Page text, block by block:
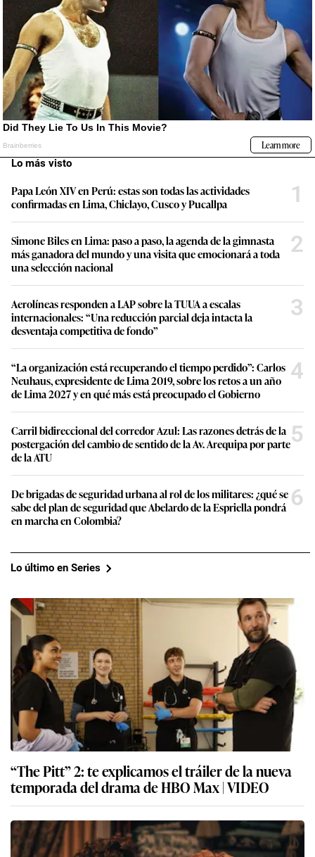
Lo más visto
Papa León XIV en Perú: estas son todas las actividades
confirmadas en Lima, Chiclayo, Cusco y Pucallpa
1
Simone Biles en Lima: paso a paso, la agenda de la gimnasta
más ganadora del mundo y una visita que emocionará a toda
una selección nacional
2
Aerolíneas responden a LAP sobre la TUUA a escalas
internacionales: “Una reducción parcial deja intacta la
desventaja competitiva de fondo”
3
“La organización está recuperando el tiempo perdido”: Carlos
Neuhaus, expresidente de Lima 2019, sobre los retos a un año
de Lima 2027 y en qué más está preocupado el Gobierno
4
Carril bidireccional del corredor Azul: Las razones detrás de la
postergación del cambio de sentido de la Av. Arequipa por parte
de la ATU
5
De brigadas de seguridad urbana al rol de los militares: ¿qué se
sabe del plan de seguridad que Abelardo de la Espriella pondrá
en marcha en Colombia?
6
Lo último en Series
“The Pitt” 2: te explicamos el tráiler de la nueva
temporada del drama de HBO Max | VIDEO